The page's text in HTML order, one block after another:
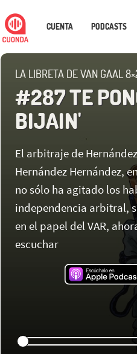
CUENTA PODCASTS
LA LIBRETA DE VAN GAAL
#287 TE
BIJAIN'
El arbitraje de
Hernández Hernández,
no sólo ha agitado los
independencia arbitral,
en el papel del VAR,
escuchar